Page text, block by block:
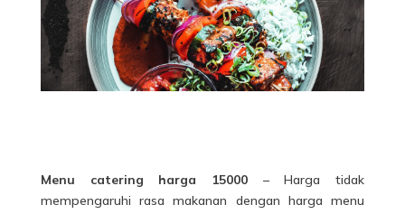
Menu catering harga 15000 – Harga tidak
mempengaruhi rasa makanan dengan harga menu